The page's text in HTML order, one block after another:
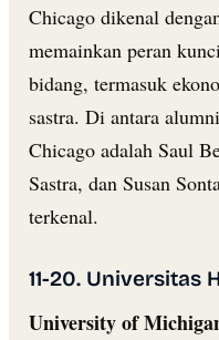
Chicago dikenal
memainkan peran
bidang, termasuk
sastra. Di antara
Chicago adalah Saul
Sastra, dan Susan
terkenal.
11-20. Universitas
University of